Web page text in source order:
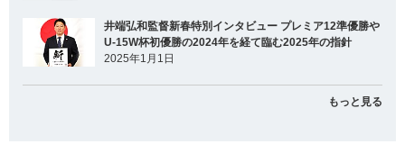
井端弘和監督新春特別インタビュー プレミア12準優勝や
U-15W杯初優勝の2024年を経て臨む2025年の指針
2025年1月1日
もっと見る